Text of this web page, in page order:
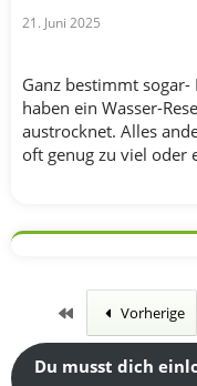
21. Juni 2025
Ganz bestimmt
haben ein Wasser-
austrocknet. Alles
oft genug zu viel oder
Erste Vorherige
Du musst dich